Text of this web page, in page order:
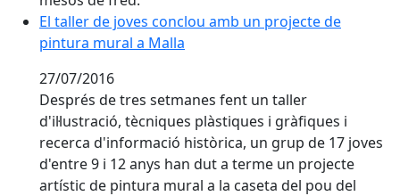
El taller de joves conclou amb un projecte de pintura
El taller de joves conclou amb un projecte de
pintura mural a Malla
27/07/2016
Després de tres setmanes fent un taller
d'il·lustració, tècniques plàstiques i gràfiques i
recerca d'informació històrica, un grup de 17 joves
d'entre 9 i 12 anys han dut a terme un projecte
artístic de pintura mural a la caseta del pou del